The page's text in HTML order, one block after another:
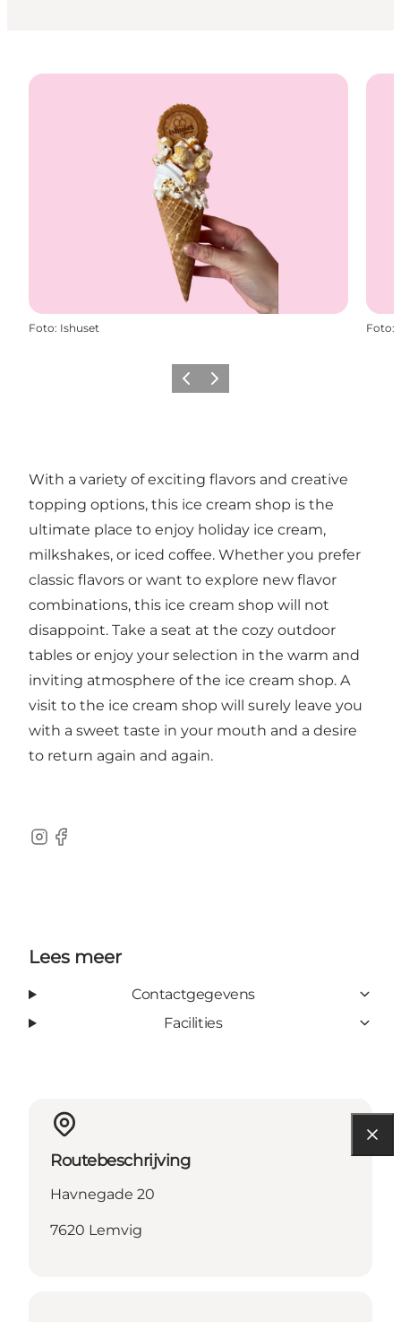
Foto: Ishuset Foto:
Vorige Volgende
With a variety of exciting flavors and creative
topping options, this ice cream shop is the
ultimate place to enjoy holiday ice cream,
milkshakes, or iced coffee. Whether you prefer
classic flavors or want to explore new flavor
combinations, this ice cream shop will not
disappoint. Take a seat at the cozy outdoor
tables or enjoy your selection in the warm and
inviting atmosphere of the ice cream shop. A
visit to the ice cream shop will surely leave you
with a sweet taste in your mouth and a desire
to return again and again.
Instagram
Facebook
Lees meer
Contactgegevens
Facilities
Routebeschrijving
Havnegade 20
7620 Lemvig